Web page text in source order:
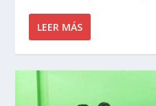
LEER MÁS